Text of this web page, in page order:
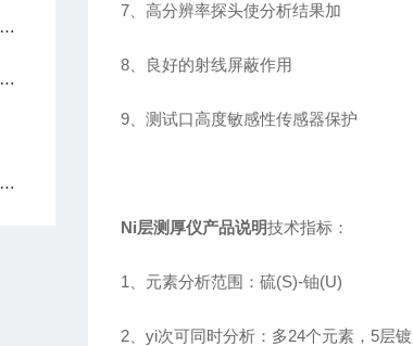
7、高分辨率探头使分析结果加
8、良好的射线屏蔽作用
9、测试口高度敏感性传感器保护
Ni层测厚仪产品说明技术指标：
1、元素分析范围：硫(S)-铀(U)
2、yi次可同时分析：多24个元素，5层